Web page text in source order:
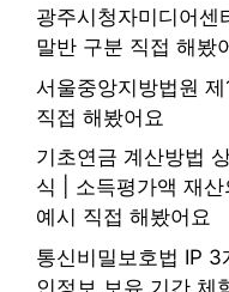
광주시청자미디어
말반 구분 직접 해봤
서울중앙지방법원
직접 해봤어요
기초연금 계산방법
식 | 소득평가액 재
예시 직접 해봤어요
통신비밀보호법 IP
인정보 보유 기간 체